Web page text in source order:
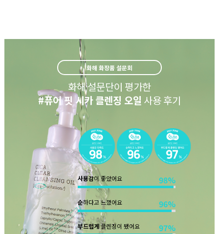
화해 화장품 설문회
화해 설문단이 평가한
#퓨어 핏 시카 클렌징 오일 사용 후기
사용감이 좋았어요 98%
순하다고 느꼈어요 96%
부드럽게클렌징이 됐어요 97%